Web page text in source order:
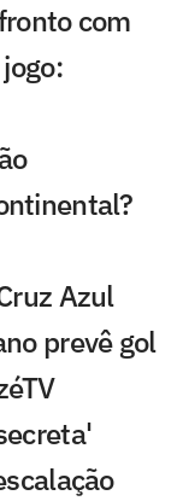
com
Azul
prevê gol